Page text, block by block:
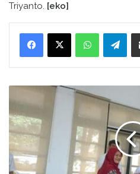
Triyanto. [eko]
WhatsApp Telegram
l
i
n
K
e